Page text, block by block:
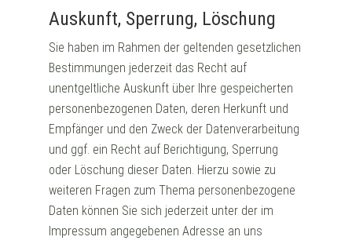
Auskunft, Sperrung, Löschung
Sie haben im Rahmen der geltenden gesetzlichen
Bestimmungen jederzeit das Recht auf
unentgeltliche Auskunft über Ihre gespeicherten
personenbezogenen Daten, deren Herkunft und
Empfänger und den Zweck der Datenverarbeitung
und ggf. ein Recht auf Berichtigung, Sperrung
oder Löschung dieser Daten. Hierzu sowie zu
weiteren Fragen zum Thema personenbezogene
Daten können Sie sich jederzeit unter der im
Impressum angegebenen Adresse an uns